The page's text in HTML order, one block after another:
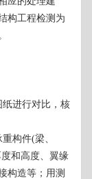
构工程检测为
纸进行对比，核
构件(梁、
和高度、翼缘
构造等；用测